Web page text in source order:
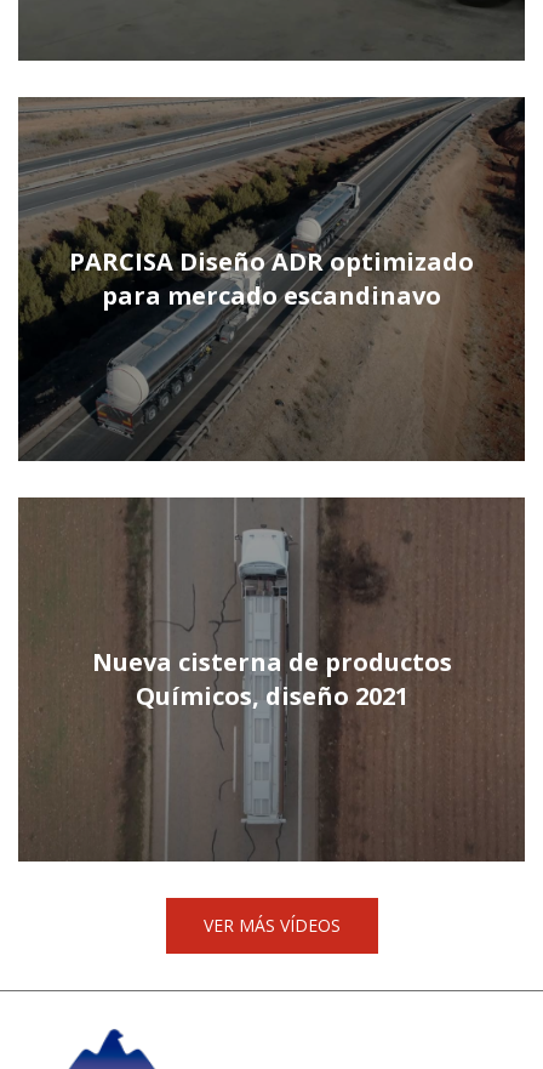
PARCISA Diseño ADR optimizado
para mercado escandinavo
Nueva cisterna de productos
Químicos, diseño 2021
VER MÁS VÍDEOS